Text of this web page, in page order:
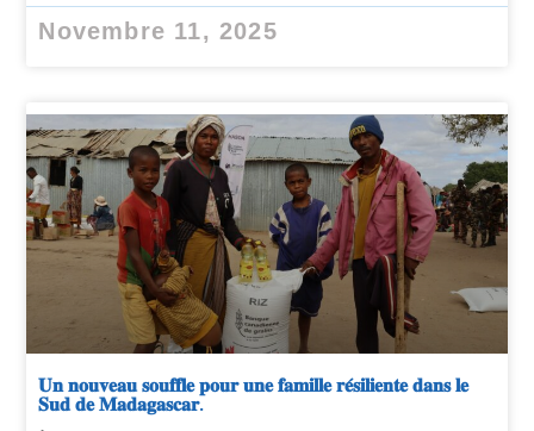
Novembre 11, 2025
𝐔𝐧 𝐧𝐨𝐮𝐯𝐞𝐚𝐮 𝐬𝐨𝐮𝐟𝐟𝐥𝐞 𝐩𝐨𝐮𝐫 𝐮𝐧𝐞 𝐟𝐚𝐦𝐢𝐥𝐥𝐞 𝐫𝐞́𝐬𝐢𝐥𝐢𝐞𝐧𝐭𝐞 𝐝𝐚𝐧𝐬 𝐥𝐞
𝐒𝐮𝐝 𝐝𝐞 𝐌𝐚𝐝𝐚𝐠𝐚𝐬𝐜𝐚𝐫.